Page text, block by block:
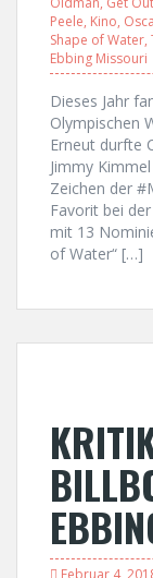
Peele, Kino,
Shape of Water,
Ebbing Missouri
Dieses Jahr
Olympischen
Erneut durfte
Jimmy
Zeichen der
Favorit bei
mit 13
of Water“ […]
Februar 4,